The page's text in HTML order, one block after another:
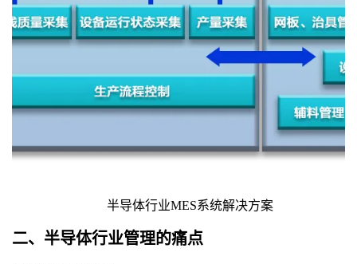
半导体行业MES系统解决方案
二、 半导体行业管理的痛点